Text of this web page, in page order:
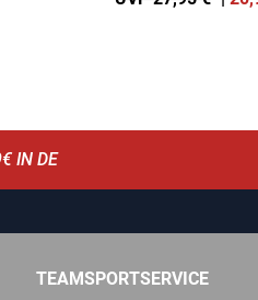
IN DE
TEAMSPORTSERVICE